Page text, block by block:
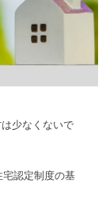
少なくないで
認定制度の基